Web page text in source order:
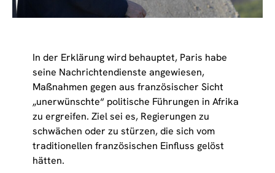
In der Erklärung wird behauptet, Paris habe
seine Nachrichtendienste angewiesen,
Maßnahmen gegen aus französischer Sicht
„unerwünschte“ politische Führungen in Afrika
zu ergreifen. Ziel sei es, Regierungen zu
schwächen oder zu stürzen, die sich vom
traditionellen französischen Einfluss gelöst
hätten.